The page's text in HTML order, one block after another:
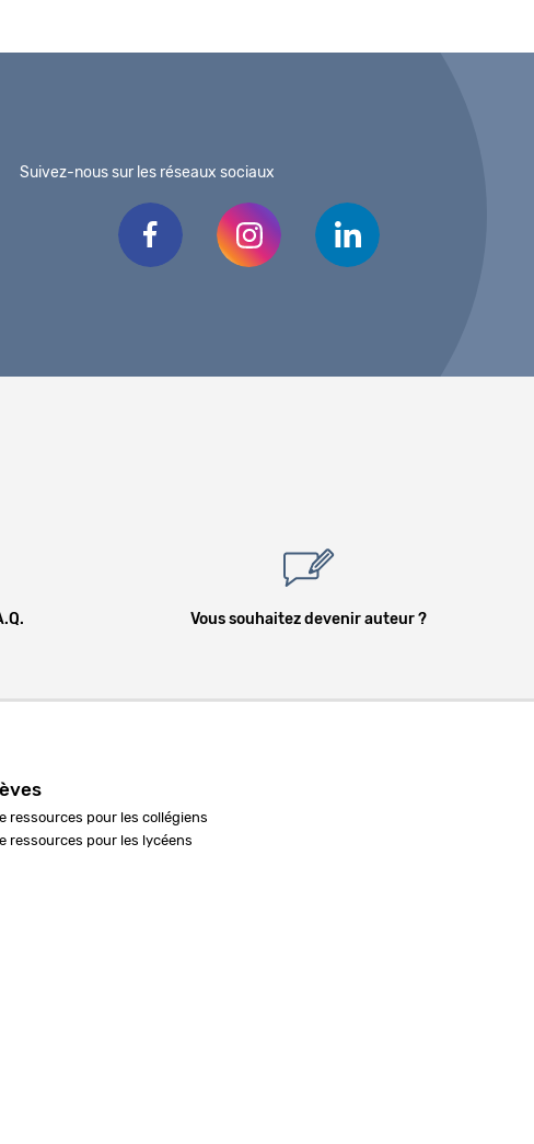
Suivez-nous sur les réseaux sociaux
Vous souhaitez devenir auteur ?
ressources pour les collégiens
ressources pour les lycéens